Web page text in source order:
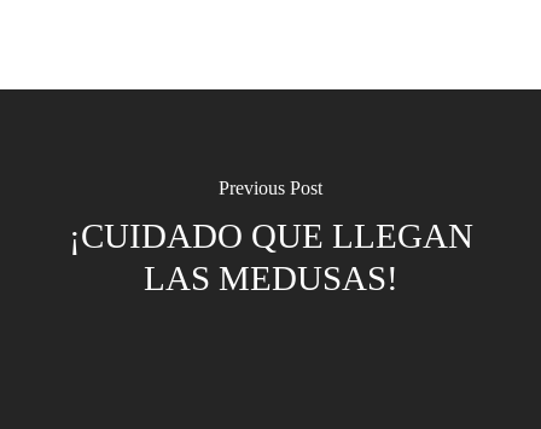
Previous Post
¡CUIDADO QUE LLEGAN
LAS MEDUSAS!